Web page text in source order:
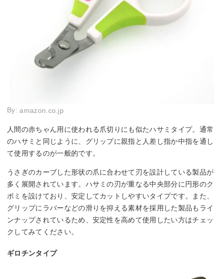
By:amazon.co.jp
人間の赤ちゃん用に使われる爪切りにも似たハサミタイプ。通常
のハサミと同じように、グリップに親指と人差し指か中指を通し
て使用するのが一般的です。
うさぎのカーブした形状の爪に合わせて刃を設計している製品が
多く展開されています。ハサミの刃が重なる中央部分に円形のク
ボミを設けており、安定してカットしやすいタイプです。また、
グリップにラバーなどの滑りを抑える素材を採用した製品もライ
ンナップされているため、安定性を高めて使用したい方はチェッ
クしてみてください。
ギロチンタイプ